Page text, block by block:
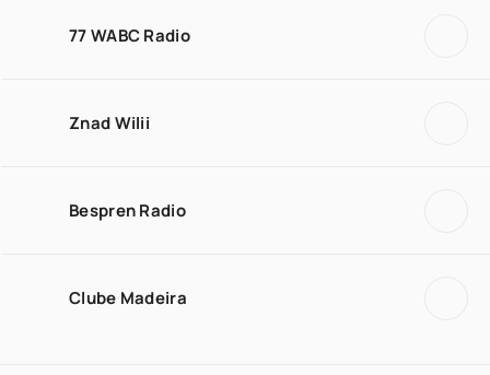
77 WABC Radio
Znad Wilii
Bespren Radio
Clube Madeira